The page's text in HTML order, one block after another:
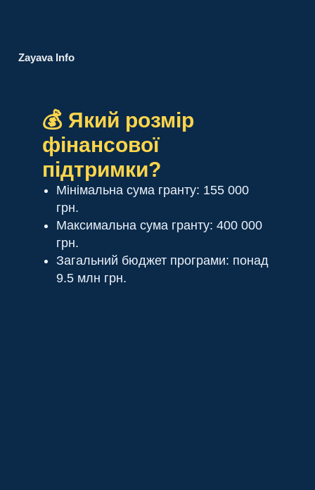
Zayava Info
💰 Який розмір
фінансової
підтримки?
Мінімальна сума гранту: 155 000
грн.
Максимальна сума гранту: 400 000
грн.
Загальний бюджет програми: понад
9.5 млн грн.